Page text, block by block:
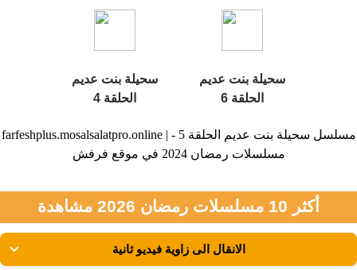
سحيلة بنت عديم
الحلقة 6
سحيلة بنت عديم
الحلقة 4
farfeshplus.mosalsalatpro.online | مسلسل سحيلة بنت عديم الحلقة 5 -
مسلسلات رمضان 2024 في موقع فرفش
أكثر 10 مسلسلات رمضان 2026 مشاهدة